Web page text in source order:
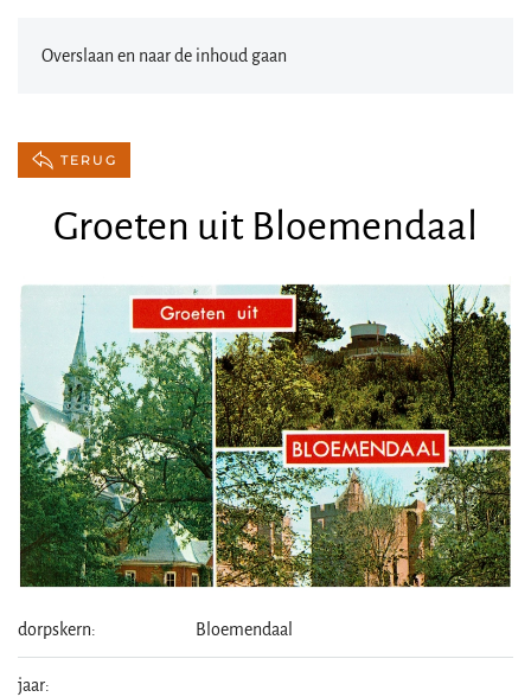
Overslaan en naar de inhoud gaan
TERUG
Groeten uit Bloemendaal
dorpskern: Bloemendaal
jaar: